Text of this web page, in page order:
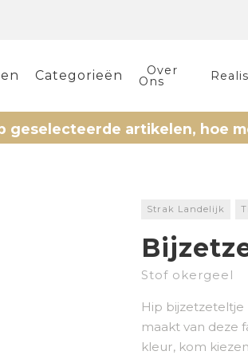
Categorieën Over
Ons
artikelen, hoe meer
Strak Landelijk
Stof okergeel
Hip
maakt van deze
kleur, kom